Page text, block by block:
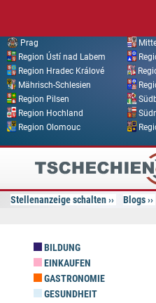
Prag
Region Ústí nad Labem
Region Hradec Králové
Mährisch-Schlesien
Region Pilsen
Region Hochland
Region Olomouc
Online
Stellenanzeige schalten Blogs
BILDUNG
EINKAUFEN
GASTRONOMIE
GESUNDHEIT